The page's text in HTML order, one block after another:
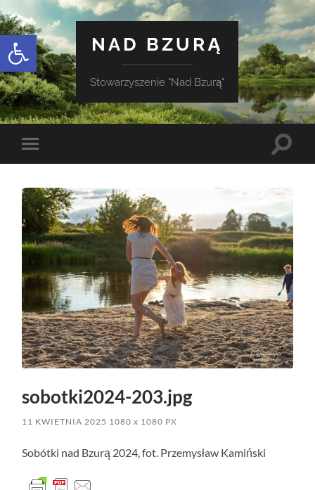
Otwórz pasek narzędzi
NAD BZURĄ
Stowarzyszenie "Nad Bzurą"
Toggle
mobile
Toggle
sobotki2024-203.jpg
11 KWIETNIA 2025 1080x 1080 PX
Sobótki nad Bzurą 2024, fot. Przemysław Kamiński